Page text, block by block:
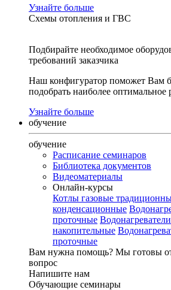
Узнайте больше
Схемы отопления и ГВС
Подбирайте необходимое
требований заказчика
Наш конфигуратор поможет Вам
подобрать наиболее оптимальное
Узнайте больше
обучение
обучение
Расписание семинаров
Библиотека документов
Видеоматериалы
Онлайн-курсы
Котлы газовые
конденсационные
проточные
накопительные
проточные
Вам нужна помощь? Мы готовы
вопрос
Напишите нам
Обучающие семинары